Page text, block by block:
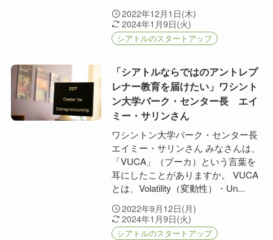
2022年12月1日(木)
2024年1月9日(火)
シアトルのスタートアップ
「シアトルならではのアントレプ
レナー教育を届けたい」ワシント
ン大学バーク・センター長 エイ
ミー・サリンさん
ワシントン大学バーク・センター長
エイミー・サリンさん みなさんは、
「VUCA」（ブーカ）という言葉を
耳にしたことがありますか。 VUCA
とは、Volatility（変動性）・Un...
2022年9月12日(月)
2024年1月9日(火)
シアトルのスタートアップ